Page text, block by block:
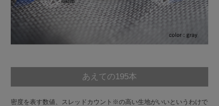
あえての195本
密度を表す数値、スレッドカウント※の高い生地がいいというわけで